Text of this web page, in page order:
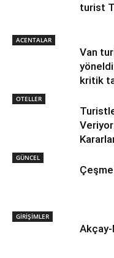
turist
ACENTALAR
Van
kritik
OTELLER
GÜNCEL
Çeşme
GİRİŞİMLER